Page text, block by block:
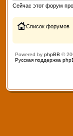
Сейчас этот форум
Список форумов
Powered by phpBB ©
Русская поддержка